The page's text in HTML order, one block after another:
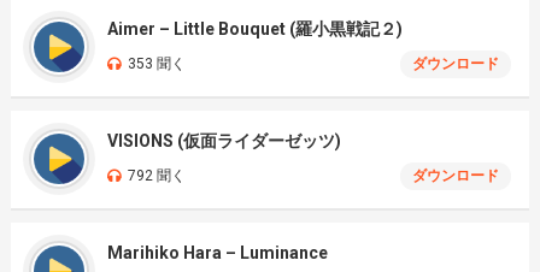
Aimer – Little Bouquet (羅小黒戦記２)
353 聞く ダウンロード
VISIONS (仮面ライダーゼッツ)
792 聞く ダウンロード
Marihiko Hara – Luminance